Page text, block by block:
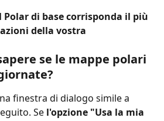
di base corrisponda il più
della vostra
se le mappe polari
finestra di dialogo simile a
Se l'opzione "Usa la mia